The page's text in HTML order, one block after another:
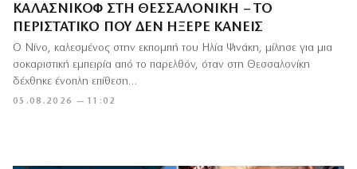
ΚΑΛΆΣΝΙΚΟΦ ΣΤΗ ΘΕΣΣΑΛΟΝΊΚΗ – ΤΟ
ΠΕΡΙΣΤΑΤΙΚΌ ΠΟΥ ΔΕΝ ΉΞΕΡΕ ΚΑΝΕΊΣ
05.08.2026 — 11:02
Ο Νίνο, καλεσμένος στην εκπομπή του Ηλία Ψινάκη, μίλησε για μια
σοκαριστική εμπειρία από το παρελθόν, όταν στη Θεσσαλονίκη
δέχθηκε ένοπλη επίθεση…